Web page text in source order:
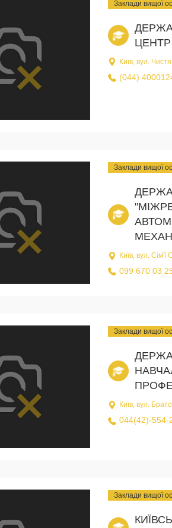
Заклади вищої
ЦЕНТР
Київ, вул.
(044)
Заклади вищої
Київ, вул. Сім'ї
099 670 03
Заклади вищої
Київ, вул.
044(42)-554-
Заклади вищої